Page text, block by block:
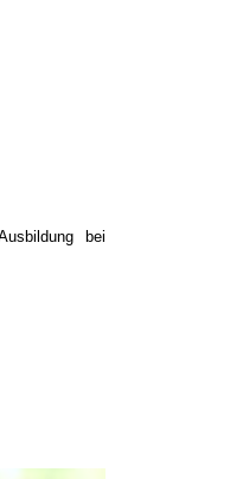
bei